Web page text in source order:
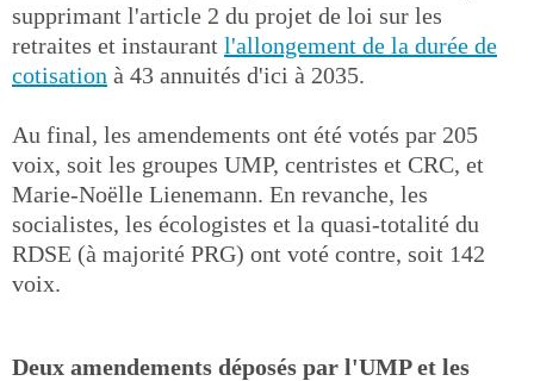
supprimant l'article 2 du projet de loi sur les
retraites et instaurant l'allongement de la durée de
cotisation à 43 annuités d'ici à 2035.
Au final, les amendements ont été votés par 205
voix, soit les groupes UMP, centristes et CRC, et
Marie-Noëlle Lienemann. En revanche, les
socialistes, les écologistes et la quasi-totalité du
RDSE (à majorité PRG) ont voté contre, soit 142
voix.
Deux amendements déposés par l'UMP et les